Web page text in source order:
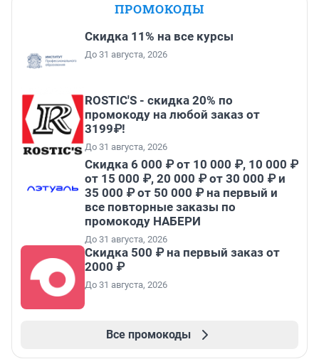
ПРОМОКОДЫ
Скидка 11% на все курсы
До 31 августа, 2026
ROSTIC'S - скидка 20% по
промокоду на любой заказ от
3199₽!
До 31 августа, 2026
Скидка 6 000 ₽ от 10 000 ₽, 10 000 ₽
от 15 000 ₽, 20 000 ₽ от 30 000 ₽ и
35 000 ₽ от 50 000 ₽ на первый и
все повторные заказы по
промокоду НАБЕРИ
До 31 августа, 2026
Скидка 500 ₽ на первый заказ от
2000 ₽
До 31 августа, 2026
Все промокоды